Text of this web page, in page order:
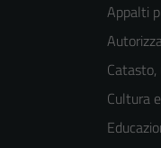
Appalti
Catasto,
Cultura